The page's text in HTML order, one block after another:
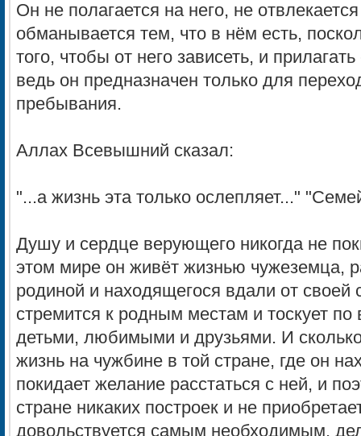
Он не полагается на него, не
обманывается тем, что в нём есть,
того, чтобы от него зависеть, и
ведь он предназначен только для
пребывания.
Аллах Всевышний сказал:
"...а жизнь эта только ослепляет..."
Душу и сердце верующего никогда не
этом мире он живёт жизнью чужеземца,
родиной и находящегося вдали от своей
стремится к родным местам и тоскует по
детьми, любимыми и друзьями. И
жизнь на чужбине в той стране, где он
покидает желание расстаться с ней, и
стране никаких построек и не
довольствуется самым необходимым,